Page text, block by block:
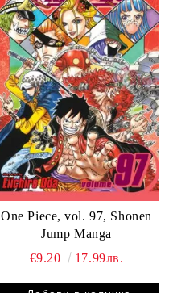
One Piece, vol. 97, Shonen
Jump Manga
€9.20
17.99лв.